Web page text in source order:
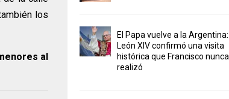
los
al
El Papa vuelve a la Argentina:
León XIV confirmó una visita
histórica que Francisco nunca
realizó